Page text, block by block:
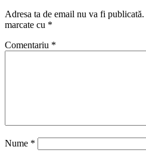
Adresa ta de email nu va fi publicată.
marcate cu *
Comentariu *
Nume *